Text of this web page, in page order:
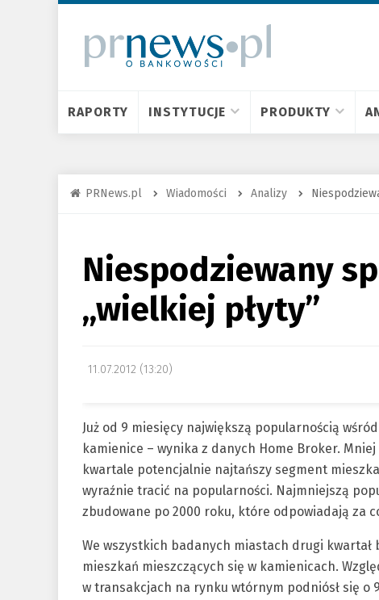
RAPORTY INSTYTUCJE PRODUKTY
PRNews.pl Wiadomości Analizy
Niespodziewany
„wielkiej płyty”
11.07.2012 (13:20)
Już od 9 miesięcy największą popularnością
kamienice – wynika z danych Home Broker.
kwartale potencjalnie najtańszy segment
wyraźnie tracić na popularności. Najmniejszą
zbudowane po 2000 roku, które odpowiadają za
We wszystkich badanych miastach drugi
mieszkań mieszczących się w kamienicach.
w transakcjach na rynku wtórnym podniósł się o